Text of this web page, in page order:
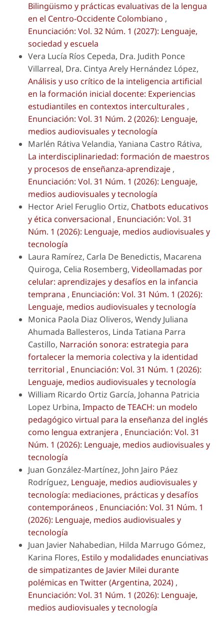
Bilingüismo y prácticas evaluativas de la lengua
en el Centro-Occidente Colombiano ,
Enunciación: Vol. 32 Núm. 1 (2027): Lenguaje,
sociedad y escuela
Vera Lucía Ríos Cepeda, Dra. Judith Ponce
Villarreal, Dra. Cintya Arely Hernández López,
Análisis y uso crítico de la inteligencia artificial
en la formación inicial docente: Experiencias
estudiantiles en contextos interculturales ,
Enunciación: Vol. 31 Núm. 2 (2026): Lenguaje,
medios audiovisuales y tecnología
Marlén Rátiva Velandia, Yaniana Castro Rátiva,
La interdisciplinariedad: formación de maestros
y procesos de enseñanza-aprendizaje ,
Enunciación: Vol. 31 Núm. 1 (2026): Lenguaje,
medios audiovisuales y tecnología
Hector Ariel Feruglio Ortiz, Chatbots educativos
y ética conversacional , Enunciación: Vol. 31
Núm. 1 (2026): Lenguaje, medios audiovisuales y
tecnología
Laura Ramírez, Carla De Benedictis, Macarena
Quiroga, Celia Rosemberg, Videollamadas por
celular: aprendizajes y desafíos en la infancia
temprana , Enunciación: Vol. 31 Núm. 1 (2026):
Lenguaje, medios audiovisuales y tecnología
Monica Paola Diaz Oliveros, Wendy Juliana
Ahumada Ballesteros, Linda Tatiana Parra
Castillo, Narración sonora: estrategia para
fortalecer la memoria colectiva y la identidad
territorial , Enunciación: Vol. 31 Núm. 1 (2026):
Lenguaje, medios audiovisuales y tecnología
William Ricardo Ortiz García, Johanna Patricia
Lopez Urbina, Impacto de TEACH: un modelo
pedagógico virtual para la enseñanza del inglés
como lengua extranjera , Enunciación: Vol. 31
Núm. 1 (2026): Lenguaje, medios audiovisuales y
tecnología
Juan González-Martínez, John Jairo Páez
Rodríguez, Lenguaje, medios audiovisuales y
tecnología: mediaciones, prácticas y desafíos
contemporáneos , Enunciación: Vol. 31 Núm. 1
(2026): Lenguaje, medios audiovisuales y
tecnología
Juan Javier Nahabedian, Hilda Marrugo Gómez,
Karina Flores, Estilo y modalidades enunciativas
de simpatizantes de Javier Milei durante
polémicas en Twitter (Argentina, 2024) ,
Enunciación: Vol. 31 Núm. 1 (2026): Lenguaje,
medios audiovisuales y tecnología